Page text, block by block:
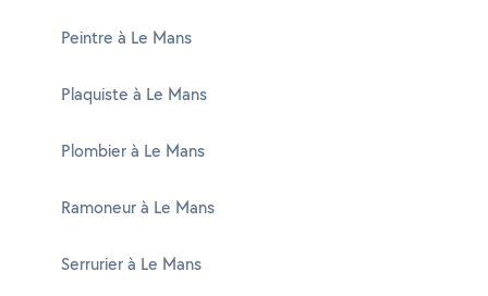
Peintre à Le Mans
Plaquiste à Le Mans
Plombier à Le Mans
Ramoneur à Le Mans
Serrurier à Le Mans